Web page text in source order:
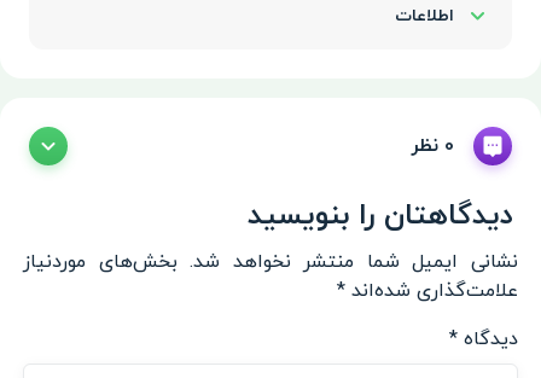
اطلاعات
0 نظر
دیدگاهتان را بنویسید
نشانی ایمیل شما منتشر نخواهد شد. بخش‌های موردنیاز
علامت‌گذاری شده‌اند *
دیدگاه *